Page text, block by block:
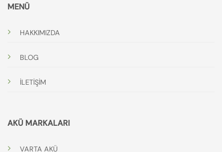
MENÜ
HAKKIMIZDA
BLOG
İLETİŞİM
AKÜ MARKALARI
VARTA AKÜ